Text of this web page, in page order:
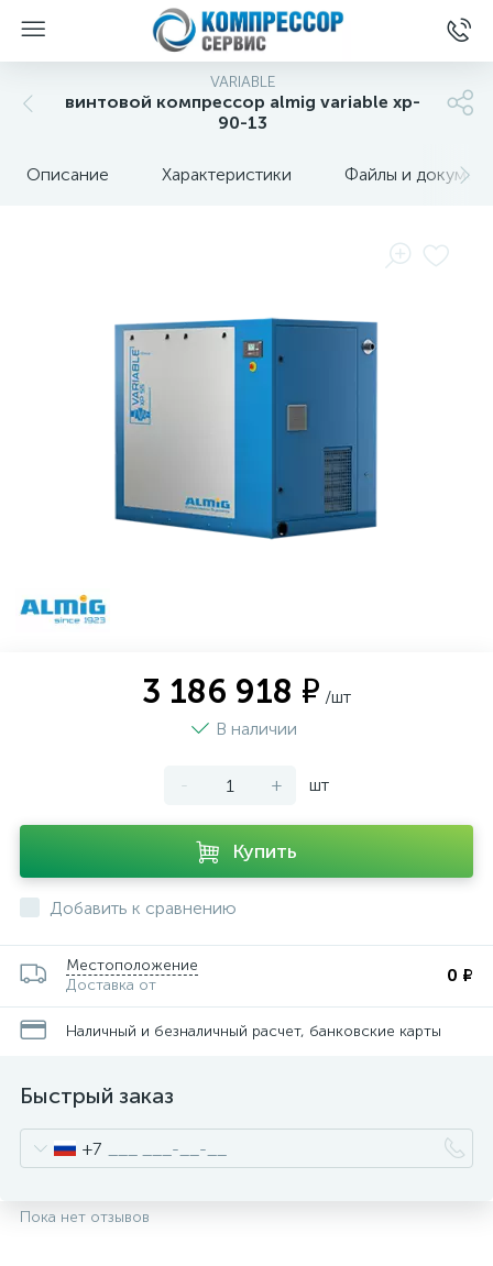
VARIABLE
винтовой компрессор almig variable xp-
90-13
Описание Характеристики Файлы и
3 186 918 ₽ /шт
В наличии
- + шт
Купить
Добавить к сравнению
Местоположение
Доставка от
0 ₽
Наличный и безналичный расчет, банковские карты
Быстрый заказ
+7
Пока нет отзывов